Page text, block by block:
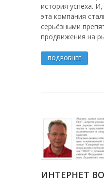
история успеха.
эта компания
серьёзными
продвижения на
ПОДРОБНЕЕ
ИНТЕРНЕТ